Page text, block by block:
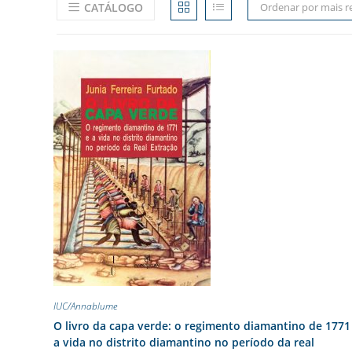
CATÁLOGO Ordenar por mais
IUC/Annablume
O livro da capa verde: o regimento diamantino de
a vida no distrito diamantino no período da real